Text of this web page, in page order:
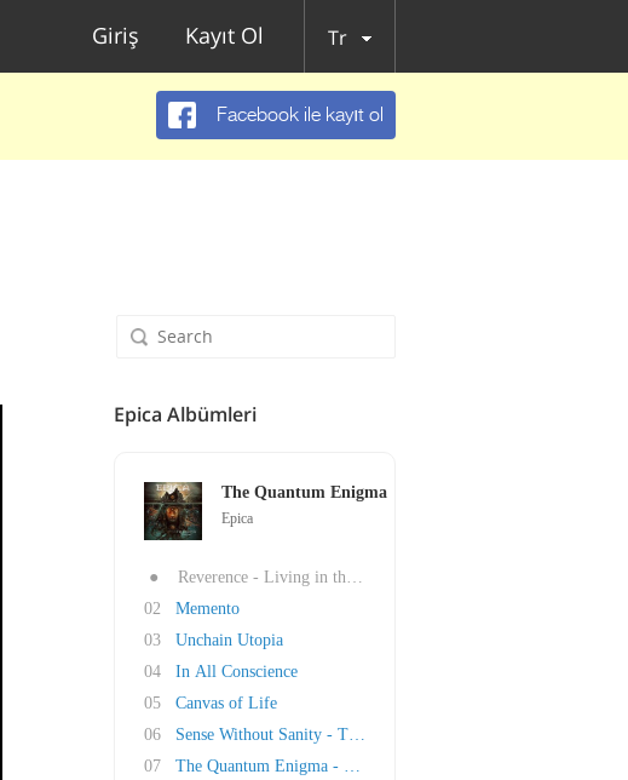
Giriş Kayıt Ol Tr
Facebook ile kayıt ol
Epica Albümleri
The Quantum Enigma
Epica
●
Reverence - Living in the Heart -
02
Memento
03
Unchain Utopia
04
In All Conscience
05
Canvas of Life
06
Sense Without Sanity - The Impervious Code -
07
The Quantum Enigma - Kingdom of Heaven Part I..